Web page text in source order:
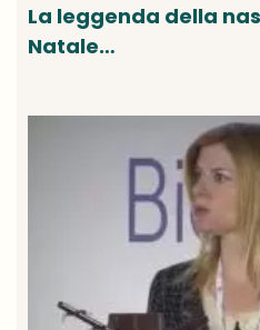
La leggenda della
Natale…